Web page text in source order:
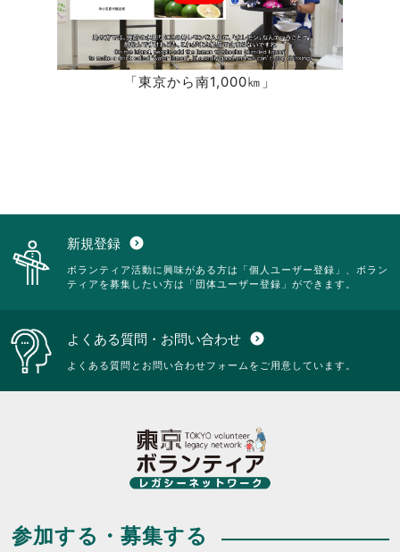
「東京から南1,000㎞」
新規登録 expand_circle_down
ボランティア活動に興味がある方は「個人ユーザー登録」、ボラン
ティアを募集したい方は「団体ユーザー登録」ができます。
よくある質問・お問い合わせ expand_circle_down
よくある質問とお問い合わせフォームをご用意しています。
参加する・募集する